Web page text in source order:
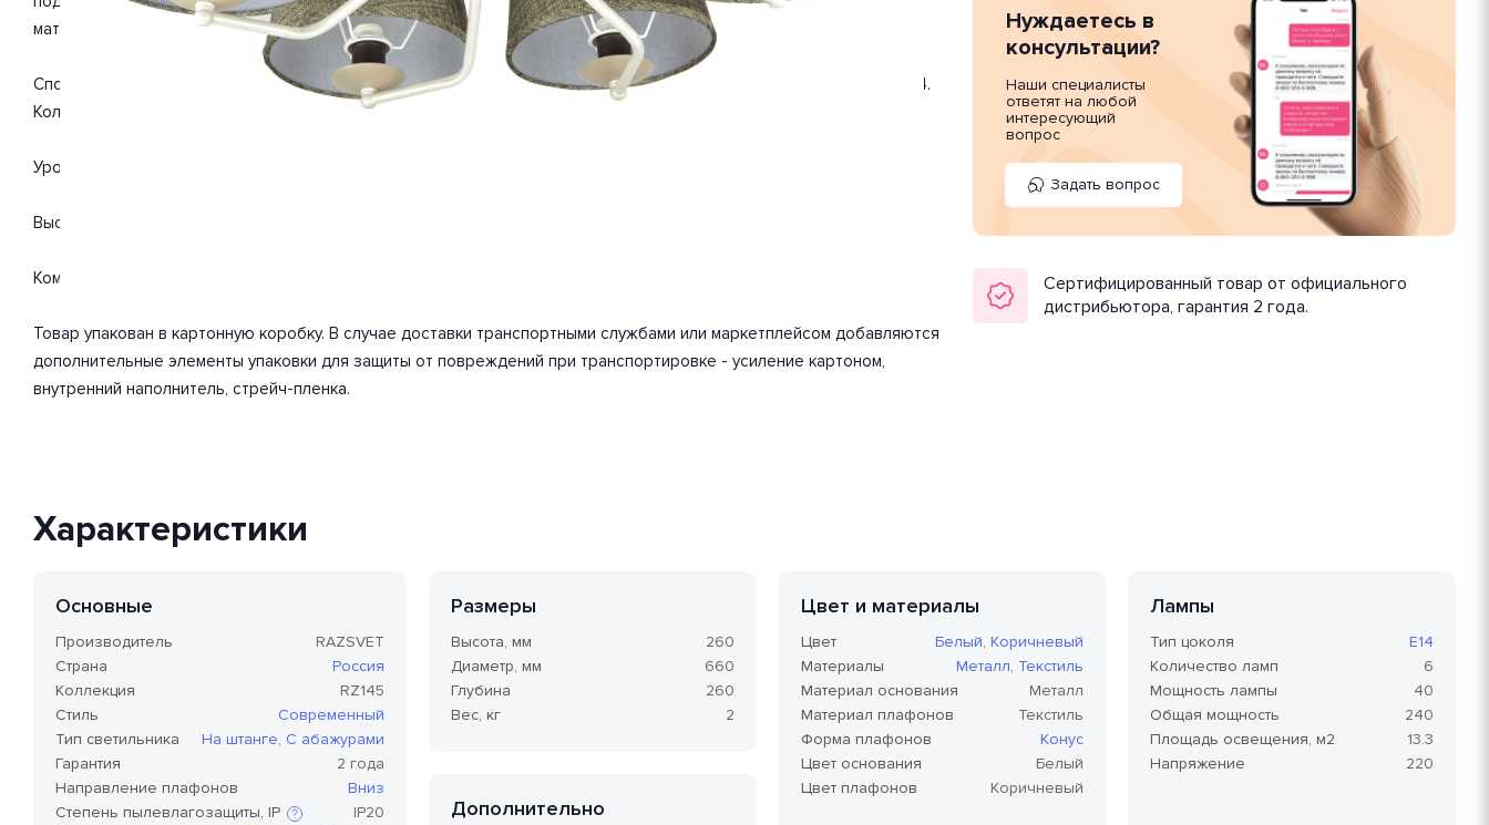
материалы: металл, текстиль. С учетом технических характеристик мощности хватит для освещения 13.3 м2.
Способ крепления: монтажная пластина. Дизайн и форма плафона конус. Направление плафонов вниз. Цоколь E14.
Количество ламп 6 шт. Мощность одной лампы составляет 40 Вт. Общая мощность 240 Вт. Напряжение 220 Вольт.
Уровень защищенности от влаги и пыли IP20. Расширенная гарантия на товар 2 года.
Высота 260 мм. Диаметр 660 мм. Глубина 260 мм. Вес товара 2 кг.
Комплектация: Люстра. Инструкция по сборке/использованию. Детали, необходимые для сборки товара.
Товар упакован в картонную коробку. В случае доставки транспортными службами или маркетплейсом добавляются
дополнительные элементы упаковки для защиты от повреждений при транспортировке - усиление картоном,
внутренний наполнитель, стрейч-пленка.
Нуждаетесь в
консультации?
Наши специалисты
ответят на любой
интересующий
вопрос
Задать вопрос
Сертифицированный товар от официального
дистрибьютора, гарантия 2 года.
Характеристики
Основные
Производитель
RAZSVET
Страна
Россия
Коллекция
RZ145
Стиль
Современный
Тип светильника
На штанге, С абажурами
Гарантия
2 года
Направление плафонов
Вниз
Степень пылевлагозащиты, IP
IP20
Размеры
Высота, мм
260
Диаметр, мм
660
Глубина
260
Вес, кг
2
Дополнительно
Цвет и материалы
Цвет Белый,Коричневый
Материалы
Металл, Текстиль
Материал основания
Металл
Материал плафонов
Текстиль
Форма плафонов
Конус
Цвет основания
Белый
Цвет плафонов
Коричневый
Лампы
Тип цоколя
E14
Количество ламп
6
Мощность лампы
40
Общая мощность
240
Площадь освещения, м2
13.3
Напряжение
220